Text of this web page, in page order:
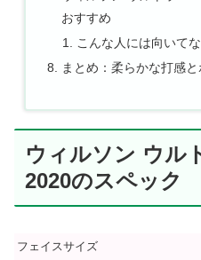
おすすめ
こんな人には向いて
まとめ：柔らかな打感
ウィルソン ウル
2020のスペック
フェイスサイズ